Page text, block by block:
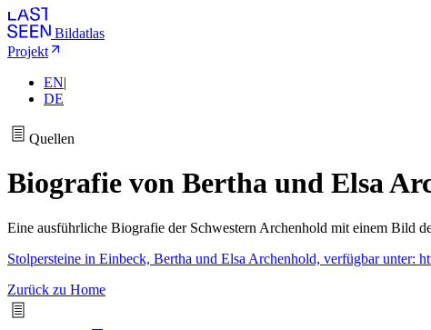
Bildatlas
Projekt
EN|
DE
Quellen
Biografie von Bertha und Elsa
Eine ausführliche Biografie der Schwestern Archenhold mit einem Bild
Stolpersteine in Einbeck, Bertha und Elsa Archenhold, verfügbar unter:
Zurück zu Home